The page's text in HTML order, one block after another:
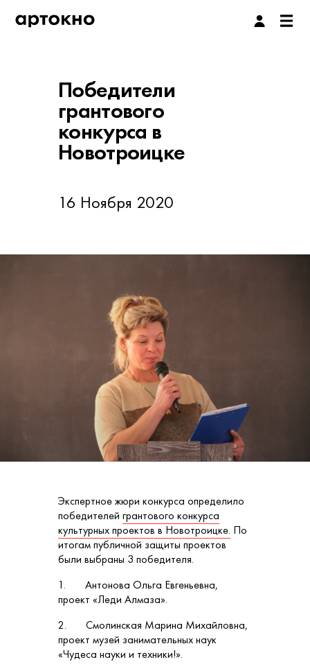
Победители
грантового
конкурса в
Новотроицке
16 Ноября 2020
Экспертное жюри конкурса определило
победителей грантового конкурса
культурных проектов в Новотроицке. По
итогам публичной защиты проектов
были выбраны 3 победителя.
1. Антонова Ольга Евгеньевна,
проект «Леди Алмаза».
2. Смолинская Марина Михайловна,
проект музей занимательных наук
«Чудеса науки и техники!».